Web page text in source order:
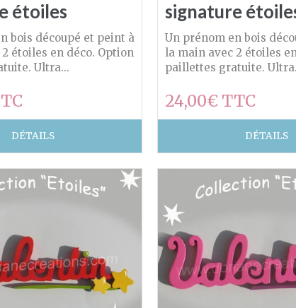
étoiles
bois découpé et peint à
étoiles en déco. Option
Ultra...
DÉTAILS
signature
Un prénom en bois
la main avec 2 étoiles
paillettes gratuite.
24,00€ TTC
DÉTAILS